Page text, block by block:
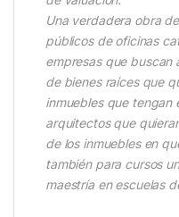
Una verdadera obra
públicos de oficinas
empresas que buscan
de bienes raíces que
inmuebles que tengan
arquitectos que
de los inmuebles en
también para cursos
maestría en escuelas